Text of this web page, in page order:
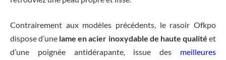
Contrairement aux modèles précédents, le rasoir Ofkpo
dispose d’une lame en acier inoxydable de haute qualité et
d’une poignée antidérapante, issue des meilleures